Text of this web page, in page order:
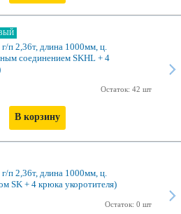
п 2,36т, длина 1000мм, ц.
соединением SKHL + 4
Остаток: 42 шт
В корзину
п 2,36т, длина 1000мм, ц.
SK + 4 крюка укоротителя)
Остаток: 0 шт